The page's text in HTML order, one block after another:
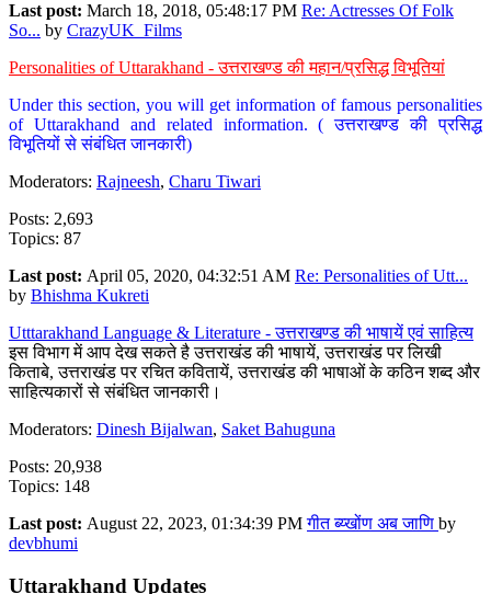
Last post: March 18, 2018, 05:48:17 PM Re: Actresses Of Folk
So... by CrazyUK_Films
Personalities of Uttarakhand - उत्तराखण्ड की महान/प्रसिद्ध विभूतियां
Under this section, you will get information of famous personalities
of Uttarakhand and related information. ( उत्तराखण्ड की प्रसिद्ध
विभूतियों से संबंधित जानकारी)
Moderators: Rajneesh, Charu Tiwari
Posts: 2,693
Topics: 87
Last post: April 05, 2020, 04:32:51 AM Re: Personalities of Utt...
by Bhishma Kukreti
Utttarakhand Language & Literature - उत्तराखण्ड की भाषायें एवं साहित्य
इस विभाग में आप देख सकते है उत्तराखंड की भाषायें, उत्तराखंड पर लिखी
किताबे, उत्तराखंड पर रचित कवितायें, उत्तराखंड की भाषाओं के कठिन शब्द और
साहित्यकारों से संबंधित जानकारी।
Moderators: Dinesh Bijalwan, Saket Bahuguna
Posts: 20,938
Topics: 148
Last post: August 22, 2023, 01:34:39 PMगीत ब्य्खोंण अब जाणि by
devbhumi
Uttarakhand Updates